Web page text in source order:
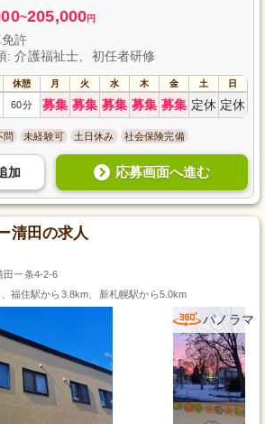
~205,000円
許
: 介護福祉士、初任者研修
休憩 月 火 水 木 金 土 日
60分 募集 募集 募集 募集 募集 定休 定休
問 未経験可 土日休み 社会保険完備
加 応募画面へ進む
清田の求人
田一条4-2-6
福住駅から3.8km、新札幌駅から5.0km
パノラマ